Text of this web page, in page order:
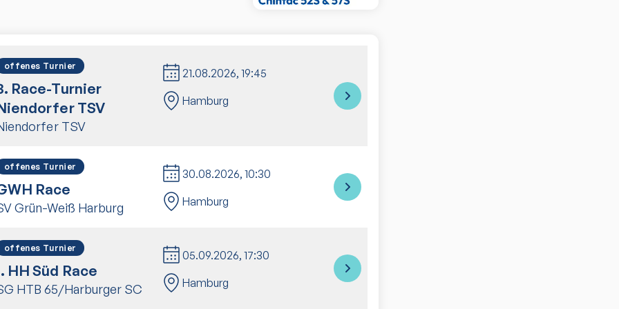
offenes Turnier
Race-Turnier
TSV
TSV
21.08.2026,19:45
Hamburg
offenes Turnier
Race
Grün-Weiß Harburg
30.08.2026,10:30
Hamburg
offenes Turnier
HH Süd Race
HTB 65/Harburger SC
05.09.2026,17:30
Hamburg